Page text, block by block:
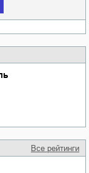
Все рейтинги